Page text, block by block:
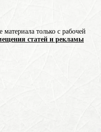
только с рабочей
статей и рекламы